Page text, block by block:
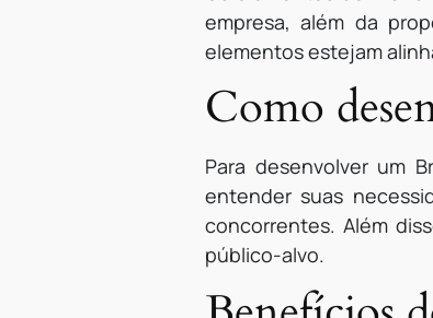
empresa, além da
elementos estejam
Como
Para desenvolver um
entender suas
concorrentes. Além
público-alvo.